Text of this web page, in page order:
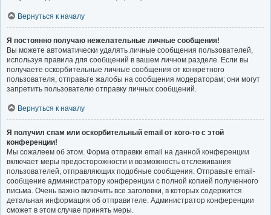
Вернуться к началу
Я постоянно получаю нежелательные личные сообщения!
Вы можете автоматически удалять личные сообщения пользователей,
используя правила для сообщений в вашем личном разделе. Если вы
получаете оскорбительные личные сообщения от конкретного
пользователя, отправьте жалобы на сообщения модераторам; они могут
запретить пользователю отправку личных сообщений.
Вернуться к началу
Я получил спам или оскорбительный email от кого-то с этой
конференции!
Мы сожалеем об этом. Форма отправки email на данной конференции
включает меры предосторожности и возможность отслеживания
пользователей, отправляющих подобные сообщения. Отправьте email-
сообщение администратору конференции с полной копией полученного
письма. Очень важно включить все заголовки, в которых содержится
детальная информация об отправителе. Администратор конференции
сможет в этом случае принять меры.